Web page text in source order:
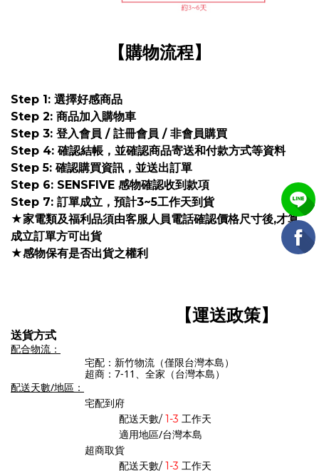
【購物流程】
Step 1: 選擇好感商品
Step 2: 商品加入購物車
Step 3: 登入會員 / 註冊會員 / 非會員購買
Step 4: 確認結帳，並確認商品寄送和付款方式等資料
Step 5: 確認購買資訊，並送出訂單
Step 6: SENSFIVE 感物確認收到款項
Step 7: 訂單成立，預計3~5工作天到貨
★家電類及福利品須由客服人員電話確認價格尺寸後,才算
成立訂單方可出貨
★感物保有是否出貨之權利
【運送政策】
送貨方式
配合物流：
宅配：新竹物流 （僅限台灣本島）
超商：7-11、全家（台灣本島）
配送天數/地區：
宅配到府
配送天數/ 1-3 工作天
適用地區/台灣本島
超商取貨
配送天數/ 1-3 工作天